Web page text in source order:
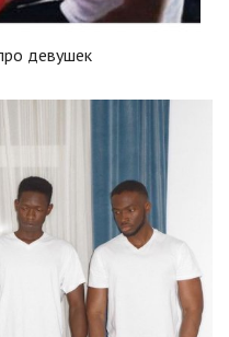
девушек